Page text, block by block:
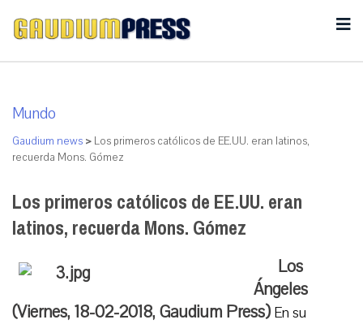
Mundo
Gaudium news > Los primeros católicos de EE.UU. eran latinos,
recuerda Mons. Gómez
Los primeros católicos de EE.UU. eran
latinos, recuerda Mons. Gómez
Los
Ángeles
(Viernes, 18-02-2018, Gaudium Press) En su